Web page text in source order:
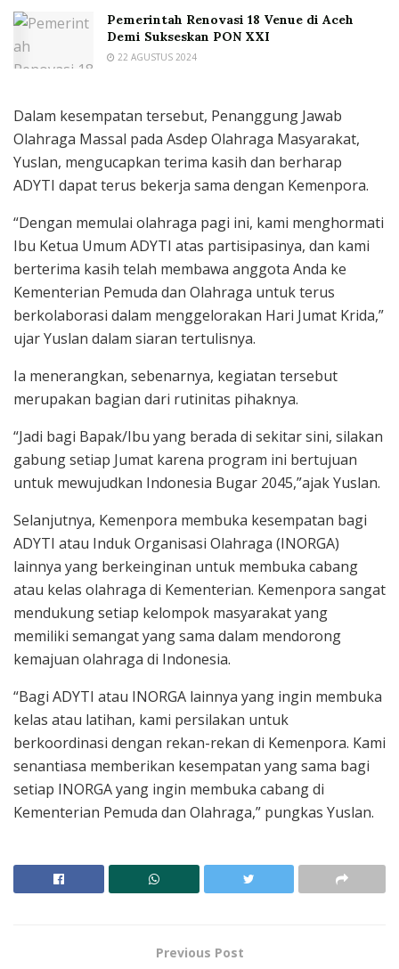
Pemerintah Renovasi 18 Venue di Aceh
Demi Sukseskan PON XXI
22 AGUSTUS 2024
Dalam kesempatan tersebut, Penanggung Jawab
Olahraga Massal pada Asdep Olahraga Masyarakat,
Yuslan, mengucapkan terima kasih dan berharap
ADYTI dapat terus bekerja sama dengan Kemenpora.
“Dengan memulai olahraga pagi ini, kami menghormati
Ibu Ketua Umum ADYTI atas partisipasinya, dan kami
berterima kasih telah membawa anggota Anda ke
Kementerian Pemuda dan Olahraga untuk terus
berkolaborasi dalam menggelorakan Hari Jumat Krida,”
ujar Yuslan dalam siaran tertulisnya.
Ia menerangkan, sebenarnya, kegiatan tersebut
merupakan bagian dari rutinitas pihaknya.
“Jadi bagi Bapak/Ibu yang berada di sekitar sini, silakan
gabung setiap Jumat karena program ini bertujuan
untuk mewujudkan Indonesia Bugar 2045,”ajak Yuslan.
Selanjutnya, Kemenpora membuka kesempatan bagi
ADYTI atau Induk Organisasi Olahraga (INORGA)
lainnya yang berkeinginan untuk membuka cabang
atau kelas olahraga di Kementerian. Kemenpora sangat
mendukung setiap kelompok masyarakat yang
memiliki semangat yang sama dalam mendorong
kemajuan olahraga di Indonesia.
“Bagi ADYTI atau INORGA lainnya yang ingin membuka
kelas atau latihan, kami persilakan untuk
berkoordinasi dengan rekan-rekan di Kemenpora. Kami
senantiasa memberikan kesempatan yang sama bagi
setiap INORGA yang ingin membuka cabang di
Kementerian Pemuda dan Olahraga,” pungkas Yuslan.
Previous Post